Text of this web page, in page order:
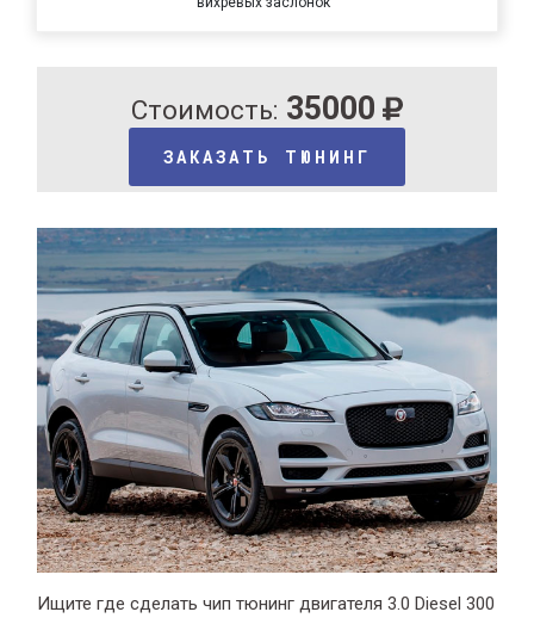
Стоимость: 35000
ЗАКАЗАТЬ ТЮНИНГ
Ищите где сделать чип тюнинг двигателя 3.0 Diesel 300